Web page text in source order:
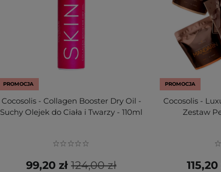
PROMOCJA
Cocosolis - Collagen Booster Dry Oil -
Suchy Olejek do Ciała i Twarzy - 110ml
124,00 zł
99,20 zł
PROMOCJA
Cocosolis -
Zestaw
115,20